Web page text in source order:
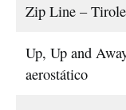
Zip Line –
Up, Up and
aerostático